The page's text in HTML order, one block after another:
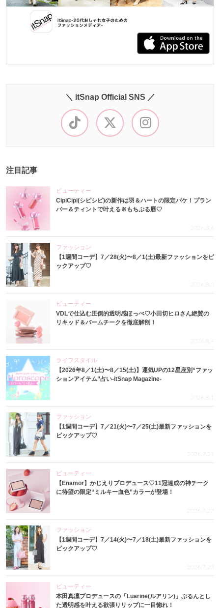
＼ itSnap Official SNS ／
注目記事
ビューティー
CipiCipi(シピシピ)の新作は羽＆ハートの限定パケ！プラン
パー＆ティントで叶える※もちぷる唇♡
2026.8.6
ファッション
【1週間コーデ】7／28(火)〜8／1(土)最新ファッションをピ
ックアップ♡
2026.8.5
ビューティー
VDLで仕込む圧倒的透明感ほっぺ♡小田切ヒロさん絶賛の
リキッド＆バームチークを徹底解剖！
2026.8.4
ライフスタイル
【2026年8／1(土)〜8／15(土)】運気UPの12星座別“ファッ
ションアイテム”占い-itSnap Magazine-
2026.8.1
ファッション
【1週間コーデ】7／21(火)〜7／25(土)最新ファッションを
ピックアップ♡
2026.7.29
ビューティー
【Enamor】かじえりプロデュース♡11冠達成の神チーク
に待望の限定“ミルキー血色”カラーが登場！
2026.7.27
ファッション
【1週間コーデ】7／14(火)〜7／18(土)最新ファッションを
ピックアップ♡
2026.7.23
ビューティー
本田真凜プロデュースの「Luarine(ルアリン)」ぷるんとし
た透明感を叶える欲張りリップに一目惚れ！